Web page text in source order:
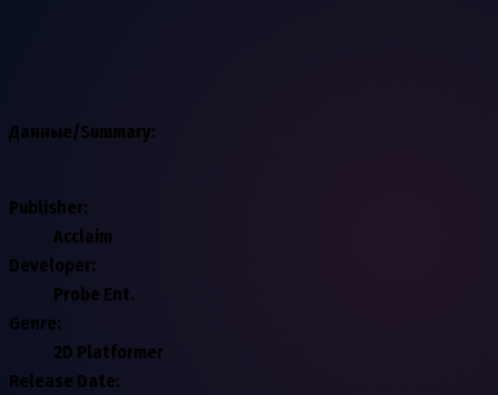
Данные/Summary:
Publisher:
Acclaim
Developer:
Probe Ent.
Genre:
2D Platformer
Release Date: